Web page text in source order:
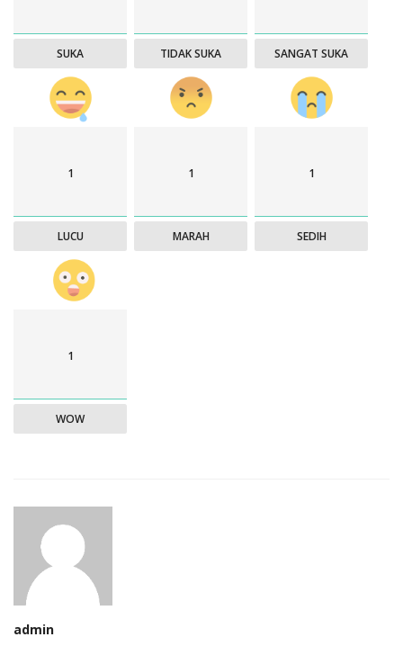
SUKA TIDAK SUKA SANGAT SUKA
1
LUCU
1
MARAH
1
SEDIH
1
WOW
admin